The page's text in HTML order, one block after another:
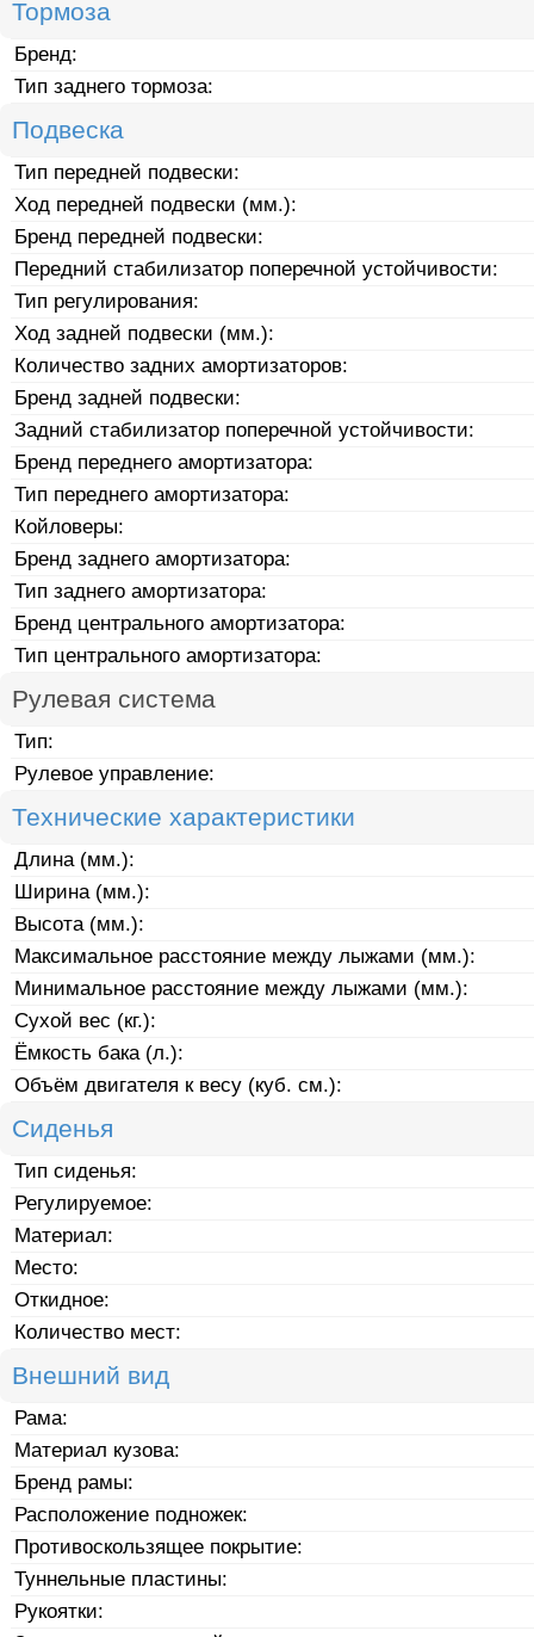
Тормоза
Бренд:
Тип заднего тормоза:
Подвеска
Тип передней подвески:
Ход передней подвески (мм.):
Бренд передней подвески:
Передний стабилизатор поперечной устойчивости:
Тип регулирования:
Ход задней подвески (мм.):
Количество задних амортизаторов:
Бренд задней подвески:
Задний стабилизатор поперечной устойчивости:
Бренд переднего амортизатора:
Тип переднего амортизатора:
Койловеры:
Бренд заднего амортизатора:
Тип заднего амортизатора:
Бренд центрального амортизатора:
Тип центрального амортизатора:
Рулевая система
Тип:
Рулевое управление:
Технические характеристики
Длина (мм.):
Ширина (мм.):
Высота (мм.):
Максимальное расстояние между лыжами (мм.):
Минимальное расстояние между лыжами (мм.):
Сухой вес (кг.):
Ёмкость бака (л.):
Объём двигателя к весу (куб. см.):
Сиденья
Тип сиденья:
Регулируемое:
Материал:
Место:
Откидное:
Количество мест:
Внешний вид
Рама:
Материал кузова:
Бренд рамы:
Расположение подножек:
Противоскользящее покрытие:
Туннельные пластины:
Рукоятки: